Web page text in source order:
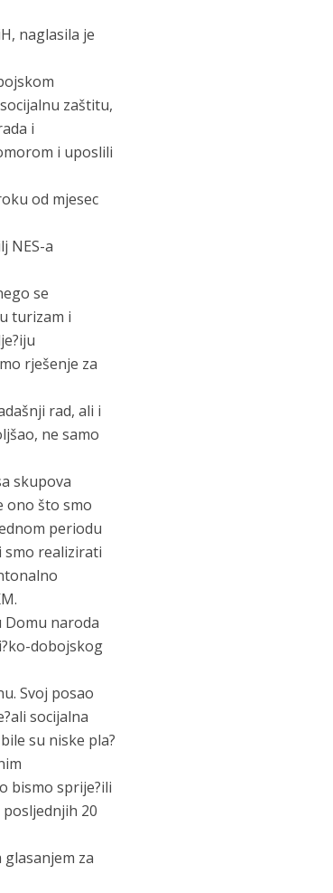
naglasila je
zaštitu,
i
i uposlili
od mjesec
NES-a
se
turizam i
rješenje za
rad, ali i
ne samo
skupova
ono što smo
periodu
smo realizirati
Domu naroda
dobojskog
Svoj posao
socijalna
su niske pla?
bismo sprije?ili
20
glasanjem za